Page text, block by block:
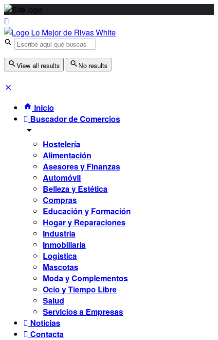
View all results No results
Inicio
Buscador de Comercios
Hostelería
Alimentación
Asesores y Finanzas
Automóvil
Belleza y Estética
Compras
Educación y Formación
Hogar y Reparaciones
Industria
Inmobiliaria
Logística
Mascotas
Moda y Complementos
Ocio y Tiempo Libre
Salud
Servicios a Empresas
Noticias
Contacta